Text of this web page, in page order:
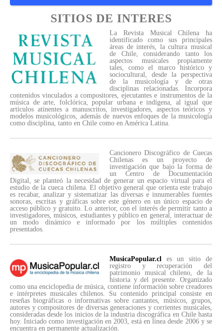
SITIOS DE INTERES
La Revista Musical Chilena ha
identificado como sus principales
áreas de interés, la cultura musical
de Chile, considerando tanto los
aspectos musicales propiamente
tales, como el marco histórico y
sociocultural, desde la perspectiva
de la musicología y de otras
disciplinas relacionadas. Incorpora
contenidos vinculados a compositores, ejecutantes e instrumentos de la
música de arte, folclórica, popular urbana e indígena, al igual que
artículos atinentes a manuscritos, investigadores, aspectos teóricos y
modelos musicológicos, además de nuevos enfoques de la musicología
como disciplina, tanto en Chile como en América Latina.
Cancionero Discográfico de Cuecas
Chilenas es un proyecto de
investigación que bajo la forma de
un Centro de Documentación
Digital, se planteó la necesidad de generar un espacio virtual para el
estudio de la cueca chilena. El objetivo general que orienta este trabajo
es recabar, analizar y sistematizar las diversas e innumerables fuentes
sonoras, escritas y gráficas sobre este género en un único espacio de
acceso público y gratuito. Lo anterior, con el interés de permitir tanto a
investigadores, músicos, estudiantes y público en general, interactuar de
un modo dinámico e informado por los múltiples contenidos
presentados.
MusicaPopular.cl
es un sitio de
registro y recuperación del
patrimonio musical chileno, de la
historia y del presente. Organizado
como una enciclopedia de música, contiene información sobre creadores
e intérpretes musicales chilenos. Su contenido principal consiste en
reseñas biográficas o informativas sobre cantantes, músicos, grupos,
autores y compositores de diversas generaciones y corrientes musicales,
consideradas desde los inicios de la industria discográfica en Chile hasta
hoy. Iniciado como investigación en 2003, está en línea desde 2006 y se
encuentra en permanente actualización.